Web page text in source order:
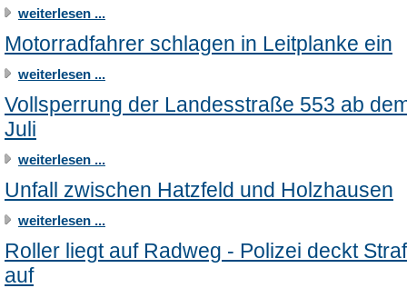
weiterlesen ...
Motorradfahrer schlagen in Leitplanke ein
weiterlesen ...
Vollsperrung der Landesstraße 553 ab
Juli
weiterlesen ...
Unfall zwischen Hatzfeld und Holzhausen
weiterlesen ...
Roller liegt auf Radweg - Polizei deckt
auf